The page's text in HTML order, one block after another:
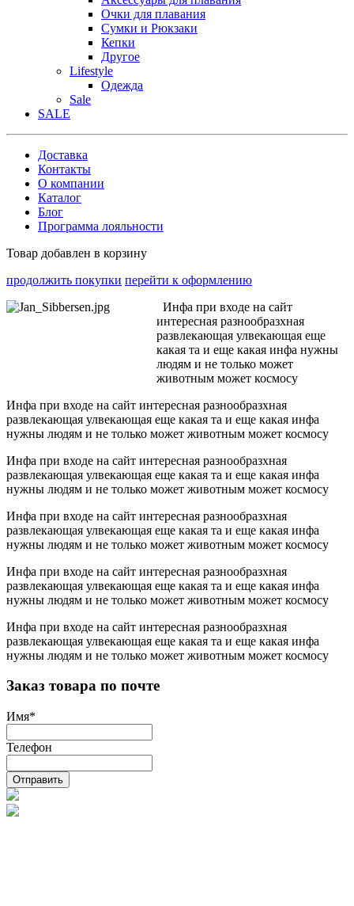
Очки для плавания
Сумки и Рюкзаки
Кепки
Другое
Lifestyle
Одежда
Sale
SALE
Доставка
Контакты
О компании
Каталог
Блог
Программа лояльности
Товар добавлен в корзину
продолжить покупки перейти к оформлению
Инфа при входе на сайт
интересная разнообразхная
развлекающая улвекающая еще
какая та и еще какая инфа нужны
людям и не только может
животным может космосу
Инфа при входе на сайт интересная разнообразхная
развлекающая улвекающая еще какая та и еще какая инфа
нужны людям и не только может животным может космосу
Инфа при входе на сайт интересная разнообразхная
развлекающая улвекающая еще какая та и еще какая инфа
нужны людям и не только может животным может космосу
Инфа при входе на сайт интересная разнообразхная
развлекающая улвекающая еще какая та и еще какая инфа
нужны людям и не только может животным может космосу
Инфа при входе на сайт интересная разнообразхная
развлекающая улвекающая еще какая та и еще какая инфа
нужны людям и не только может животным может космосу
Инфа при входе на сайт интересная разнообразхная
развлекающая улвекающая еще какая та и еще какая инфа
нужны людям и не только может животным может космосу
Заказ товара по почте
Имя*
Телефон
Отправить